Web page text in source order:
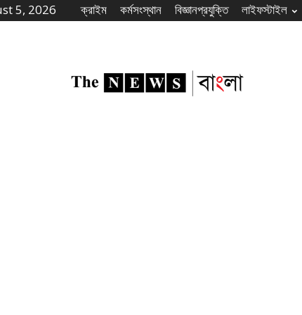
5, 2026 ক্রাইম কর্মসংস্থান বিজ্ঞানপ্রযুক্তি লাইফস্টাইল